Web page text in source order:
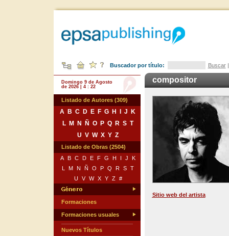
Buscador por título: Buscar
Domingo 9 de Agosto
de 2026 | 4 : 22
Listado de Autores (309)
A B C D E F G H J
K
L
M N Ñ O P Q R S T
U V W X Y Z
Listado de Obras (2504)
A
B C D E F G H I J
K
L
M N Ñ O P Q R S T
U
V W X Y Z #
Formaciones
Formaciones usuales
Nuevos Títulos
compositor
Sitio web del artista